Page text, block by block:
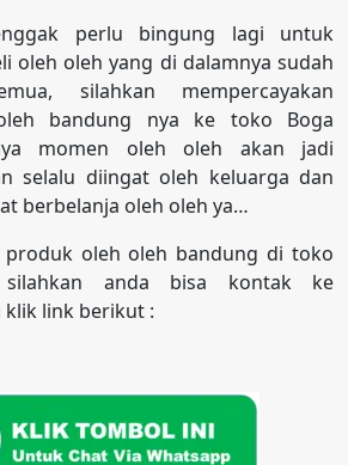
perlu bingung lagi untuk
oleh oleh yang di dalamnya sudah
silahkan mempercayakan
bandung nya ke toko Boga
momen oleh oleh akan jadi
selalu diingat oleh keluarga dan
berbelanja oleh oleh ya…
produk oleh oleh bandung di toko
silahkan anda bisa kontak ke
klik link berikut :